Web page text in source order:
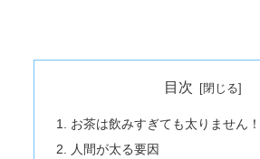
目次
お茶は飲みすぎても太りません！
人間が太る要因